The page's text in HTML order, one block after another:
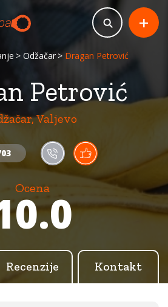
Odžačar Dragan Petrović
Petrović
Valjevo
Ocena
+
Recenzije Kontakt